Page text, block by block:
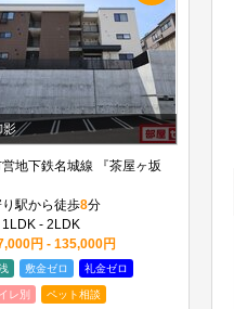
影
地下鉄名城線 『茶屋ヶ坂
駅から徒歩8分
1LDK - 2LDK
円 - 135,000円
敷金ゼロ 礼金ゼロ
レ別 ペット相談